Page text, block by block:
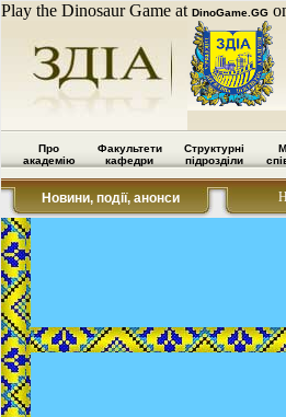
Play the Dinosaur Game at DinoGame.GG
Про
академію
Факультети
кафедри
Структурні
підрозділи
Новини, події, анонси